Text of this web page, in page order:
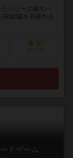
シリーズ最大パ
収録!噓を見破れる
37
持ってる
ドゲーム